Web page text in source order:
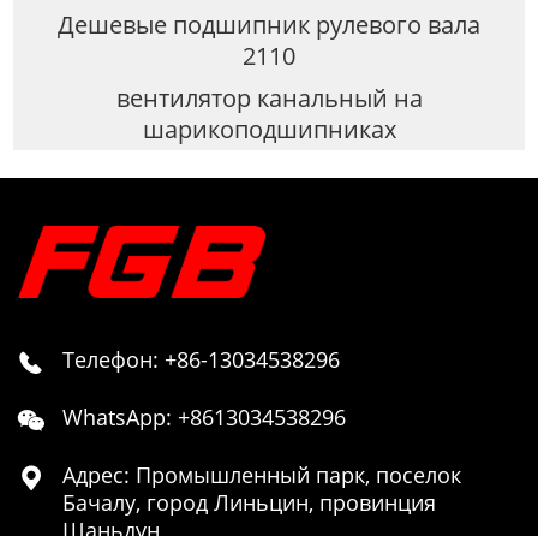
Дешевые подшипник рулевого вала
2110
вентилятор канальный на
шарикоподшипниках
 Телефон: +86-13034538296
 WhatsApp: +8613034538296

Адрес: Промышленный парк, поселок
Бачалу, город Линьцин, провинция
Шаньдун